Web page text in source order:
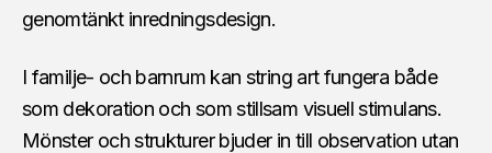
genomtänkt inredningsdesign.
I familje- och barnrum kan string art fungera både
som dekoration och som stillsam visuell stimulans.
Mönster och strukturer bjuder in till observation utan